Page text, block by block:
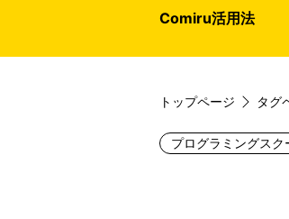
Comiru活用法
トップページ タグ
プログラミングスク